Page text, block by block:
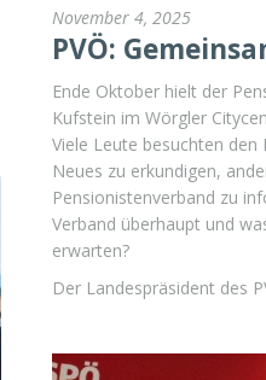
November 4, 2025
PVÖ:
Ende Oktober hielt der
Kufstein im Wörgler
Viele Leute besuchten den
Neues zu erkundigen,
Pensionistenverband zu
Verband überhaupt und
erwarten?
Der Landespräsident des